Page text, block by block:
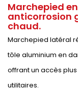
Marchepied
anticorrosion
chaud.
Marchepied latéral
tôle aluminium en
offrant un accès
utilitaires.